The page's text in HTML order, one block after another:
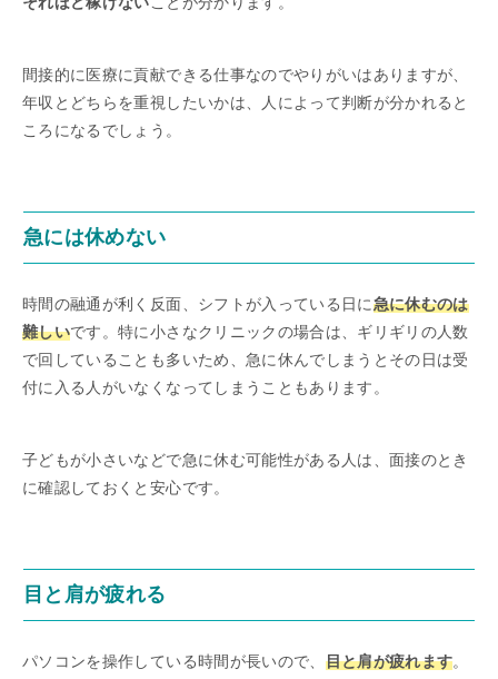
間接的に医療に貢献できる仕事なのでやりがいはありますが、
年収とどちらを重視したいかは、人によって判断が分かれると
ころになるでしょう。
急には休めない
時間の融通が利く反面、シフトが入っている日に急に休むのは
難しいです。特に小さなクリニックの場合は、ギリギリの人数
で回していることも多いため、急に休んでしまうとその日は受
付に入る人がいなくなってしまうこともあります。
子どもが小さいなどで急に休む可能性がある人は、面接のとき
に確認しておくと安心です。
目と肩が疲れる
パソコンを操作している時間が長いので、 目と肩が疲れます。